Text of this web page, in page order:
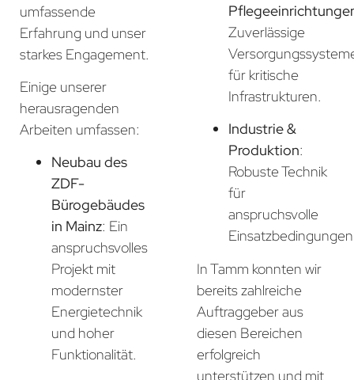
umfassende
Erfahrung und unser
starkes Engagement.
Einige unserer
herausragenden
Arbeiten umfassen:
Neubau des
ZDF-
Bürogebäudes
in Mainz: Ein
anspruchsvolles
Projekt mit
modernster
Energietechnik
und hoher
Funktionalität.
Zuverlässige
für kritische
Infrastrukturen.
Industrie &
Produktion:
Robuste Technik
für
anspruchsvolle
In Tamm konnten wir
bereits zahlreiche
Auftraggeber aus
diesen Bereichen
erfolgreich
unterstützen und mit